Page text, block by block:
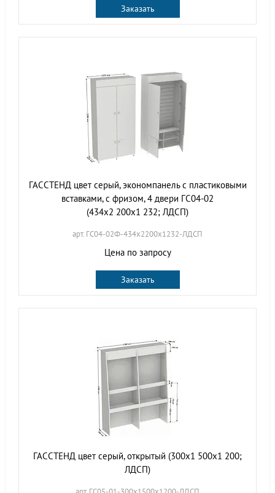
Заказать
ГАССТЕНД цвет серый, экономпанель с пластиковыми
вставками, с фризом, 4 двери ГС04-02
(434х2 200х1 232; ЛДСП)
арт. ГС04-02Ф-434х2200х1232-ЛДСП
Цена по запросу
Заказать
ГАССТЕНД цвет серый, открытый (300х1 500х1 200;
ЛДСП)